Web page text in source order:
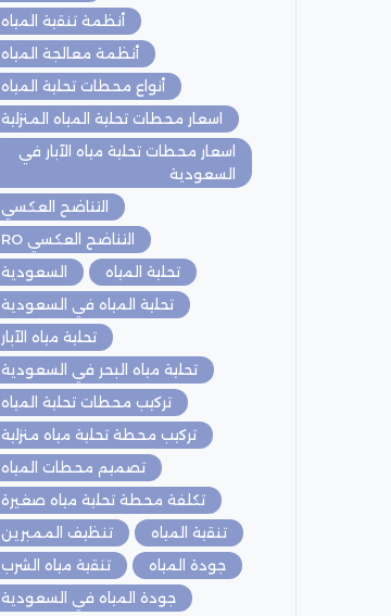
أنظمة تنقية المياه
أنظمة معالجة المياه
أنواع محطات تحلية المياه
اسعار محطات تحلية المياه المنزلية
اسعار محطات تحلية مياه الآبار في
السعودية
التناضح العكسي
التناضح العكسي RO
السعودية
تحلية المياه
تحلية المياه في السعودية
تحلية مياه الآبار
تحلية مياه البحر في السعودية
تركيب محطات تحلية المياه
تركيب محطة تحلية مياه منزلية
تصميم محطات المياه
تكلفة محطة تحلية مياه صغيرة
تنظيف الممبرين
تنقية المياه
تنقية مياه الشرب
جودة المياه
جودة المياه في السعودية